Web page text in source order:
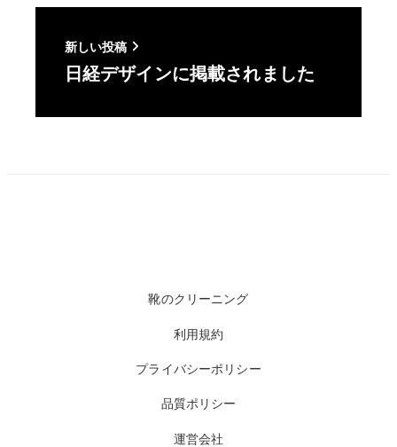
新しい投稿
日経デザインに掲載されました
靴のクリーニング
利用規約
プライバシーポリシー
品質ポリシー
運営会社